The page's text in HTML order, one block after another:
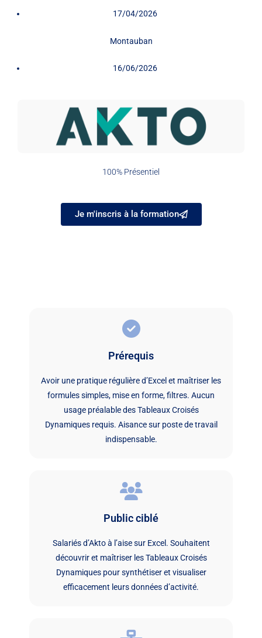
17/04/2026
Montauban
16/06/2026
100% Présentiel
Je m'inscris à la formation
Prérequis
Avoir une pratique régulière d’Excel et maîtriser les
formules simples, mise en forme, filtres. Aucun
usage préalable des Tableaux Croisés
Dynamiques requis. Aisance sur poste de travail
indispensable.
Public ciblé
Salariés d’Akto à l’aise sur Excel. Souhaitent
découvrir et maîtriser les Tableaux Croisés
Dynamiques pour synthétiser et visualiser
efficacement leurs données d’activité.